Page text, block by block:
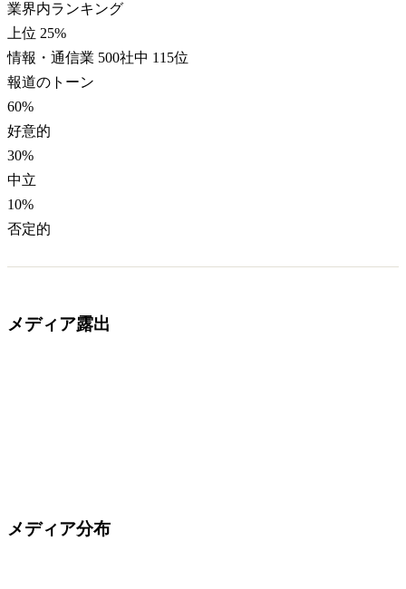
業界内ランキング
上位 25%
情報・通信業 500社中 115位
報道のトーン
60%
好意的
30%
中立
10%
否定的
メディア露出
メディア分布